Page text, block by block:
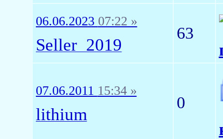
06.06.2023 07:22 »
Seller_2019
63
07.06.2011 15:34 »
lithium
0